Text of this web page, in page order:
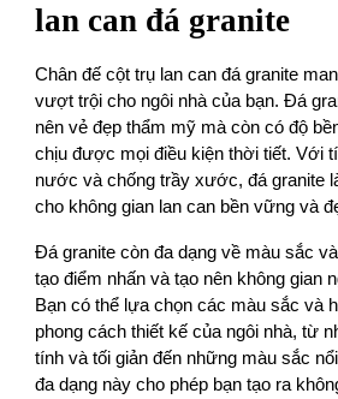
lan can đá granite
Chân đế cột trụ lan can đá granite
vượt trội cho ngôi nhà của bạn. Đá
nên vẻ đẹp thẩm mỹ mà còn có độ
chịu được mọi điều kiện thời tiết. Với
nước và chống trầy xước, đá granite
cho không gian lan can bền vững và
Đá granite còn đa dạng về màu sắc
tạo điểm nhấn và tạo nên không gian
Bạn có thể lựa chọn các màu sắc và
phong cách thiết kế của ngôi nhà, từ
tính và tối giản đến những màu sắc
đa dạng này cho phép bạn tạo ra